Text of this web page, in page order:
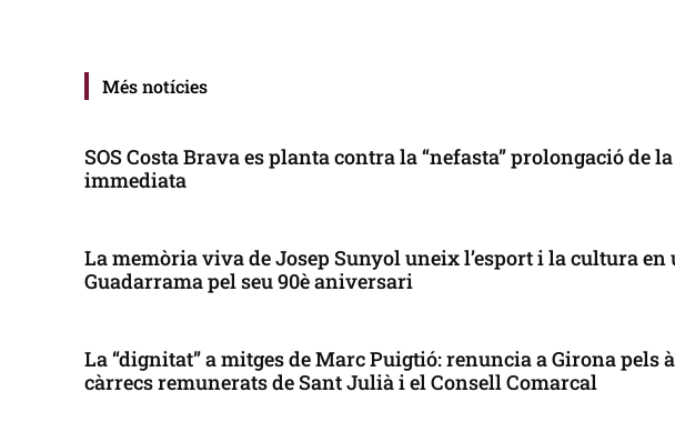
Més notícies
SOS Costa Brava es planta contra la “nefasta” prolongació de
immediata
La memòria viva de Josep Sunyol uneix l’esport i la cultura
Guadarrama pel seu 90è aniversari
La “dignitat” a mitges de Marc Puigtió: renuncia a Girona pels
càrrecs remunerats de Sant Julià i el Consell Comarcal